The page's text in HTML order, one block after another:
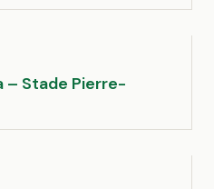
– Stade Pierre-